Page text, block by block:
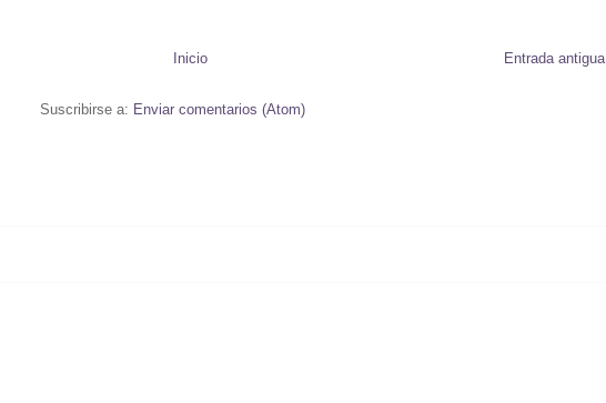
Entrada antigua
Inicio
Suscribirse a: Enviar comentarios (Atom)